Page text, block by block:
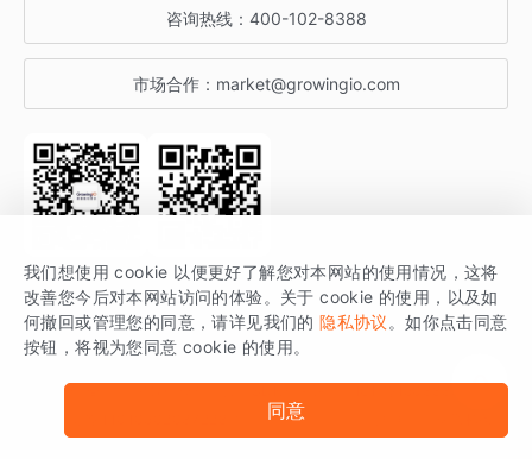
增长博客
开发者文档
SDK 文档
场景指南
增长大会
行业活动
咨询热线： 400-102-8388
市场合作： market@growingio.com
关注公众号 获取更多干货
GrowingIO 是专注于数据智能分析与增长的品牌，核心平台为 GrowingIO
分析云。
版权所有 © 北京易数科技有限公司
我们想使用 cookie 以便更好了解您对本网站的使用情况，这将
改善您今后对本网站访问的体验。关于 cookie 的使用，以及如
何撤回或管理您的同意，请详见我们的 隐私协议 。如你点击同意
按钮，将视为您同意 cookie 的使用。
同意